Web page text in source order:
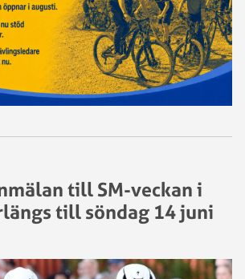
till SM-veckan i
till söndag 14 juni